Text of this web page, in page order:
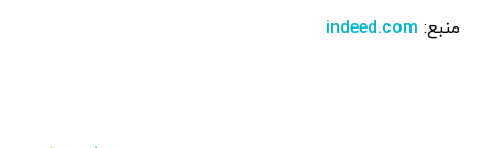
منبع: indeed.com